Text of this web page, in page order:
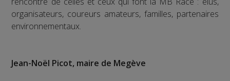
organisateurs, coureurs amateurs, familles, partenaires
environnementaux.
Jean-Noël Picot, maire de Megève